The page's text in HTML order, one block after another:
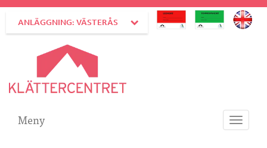
ANLÄGGNING: VÄSTERÅS
Toggle
Meny